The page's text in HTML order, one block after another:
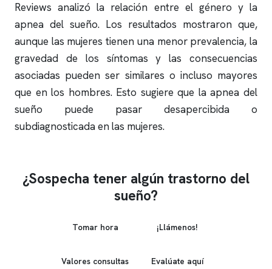
Reviews analizó la relación entre el género y la
apnea del sueño. Los resultados mostraron que,
aunque las mujeres tienen una menor prevalencia, la
gravedad de los síntomas y las consecuencias
asociadas pueden ser similares o incluso mayores
que en los hombres. Esto sugiere que laapnea del
sueño puede pasar desapercibida o
subdiagnosticada en las mujeres.
¿Sospecha tener algún trastorno del
sueño?
Tomar hora ¡Llámenos!
Valores consultas Evalúate aquí